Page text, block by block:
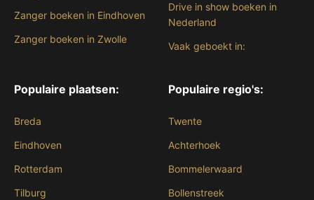
Zanger boeken in Eindhoven
Zanger boeken in Zwolle
Drive in show boeken in
Nederland
Vaak geboekt in:
Populaire plaatsen:
Breda
Eindhoven
Rotterdam
Tilburg
Populaire regio's:
Twente
Achterhoek
Bommelerwaard
Bollenstreek